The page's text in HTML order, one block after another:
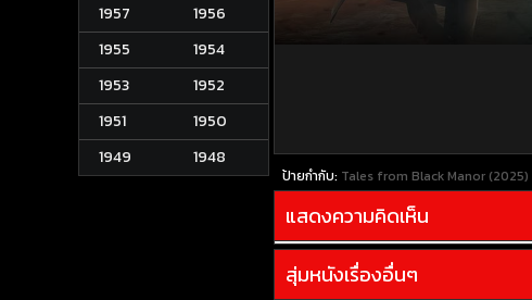
1957
1956
1955
1954
1953
1952
1951
1950
1949
1948
ป้ายกำกับ: Tales from Black Manor (2025)
แสดงความคิดเห็น
สุ่มหนังเรื่องอื่นๆ